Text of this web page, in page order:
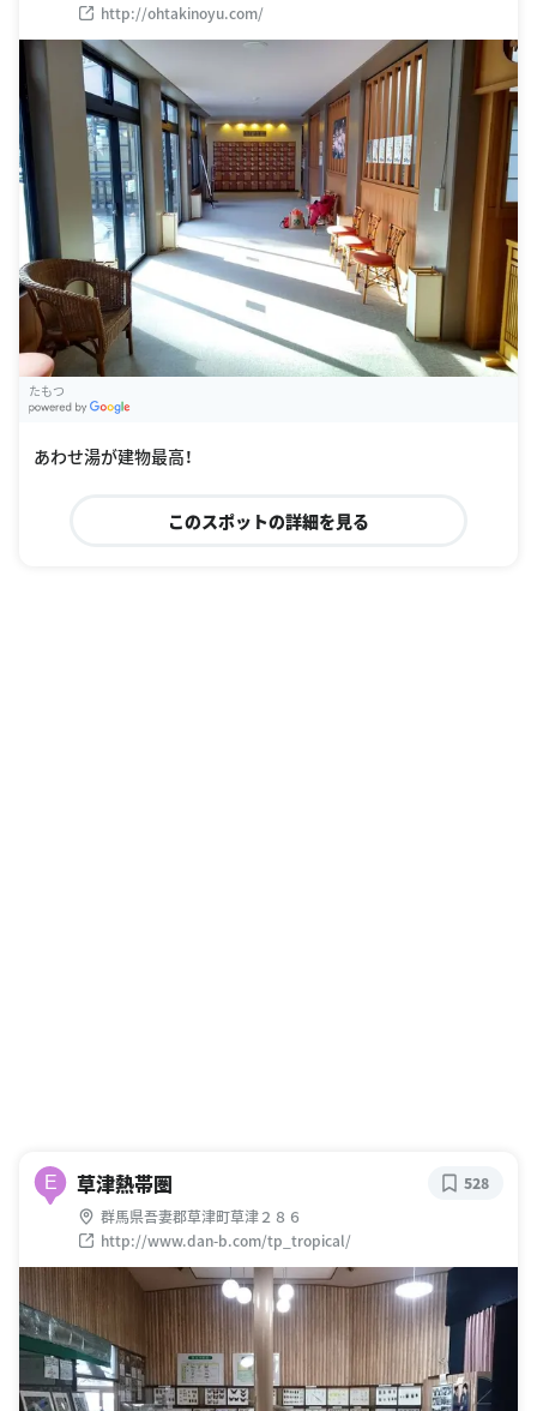
http://ohtakinoyu.com/
たもつ
あわせ湯が建物最高！
このスポットの詳細を見る
E 草津熱帯圏
群馬県吾妻郡草津町草津２８６
http://www.dan-b.com/tp_tropical/
528